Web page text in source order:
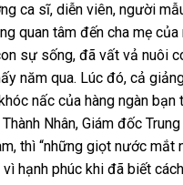
ca sĩ, diễn viên, người
quan tâm đến cha mẹ
sự sống, đã vất vả nuôi
năm qua. Lúc đó, cả
nấc của hàng ngàn bạn
Nhân, Giám đốc
thì “những giọt nước mắt
hạnh phúc khi đã biết